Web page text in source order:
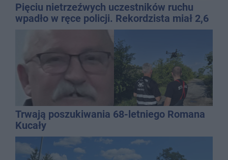
Pięciu nietrzeźwych uczestników ruchu
wpadło w ręce policji. Rekordzista miał 2,6
Trwają poszukiwania 68-letniego Romana
Kucały